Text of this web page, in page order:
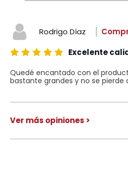
Rodrigo Díaz
Excelente
Quedé encantado con el
bastante grandes y no se pierde
Ver más opiniones >